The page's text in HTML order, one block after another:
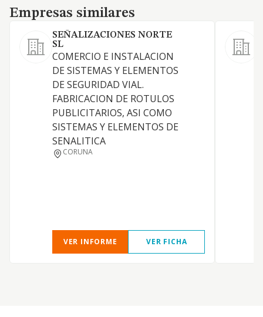
Empresas similares
Empresas similares
SEÑALIZACIONES NORTE
SL
COMERCIO E INSTALACION
DE SISTEMAS Y ELEMENTOS
DE SEGURIDAD VIAL.
FABRICACION DE ROTULOS
PUBLICITARIOS, ASI COMO
SISTEMAS Y ELEMENTOS DE
SENALITICA
CORUNA
VER INFORME VER FICHA